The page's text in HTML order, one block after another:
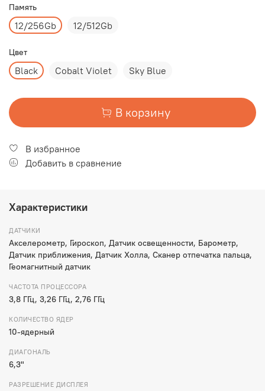
Память
12/256Gb 12/512Gb
Цвет
Black Cobalt Violet Sky Blue
В корзину
В избранное
Добавить в сравнение
Характеристики
ДАТЧИКИ
Акселерометр, Гироскоп, Датчик освещенности, Барометр,
Датчик приближения, Датчик Холла, Сканер отпечатка пальца,
Геомагнитный датчик
ЧАСТОТА ПРОЦЕССОРА
3,8 ГГц, 3,26 ГГц, 2,76 ГГц
КОЛИЧЕСТВО ЯДЕР
10-ядерный
ДИАГОНАЛЬ
6,3"
РАЗРЕШЕНИЕ ДИСПЛЕЯ